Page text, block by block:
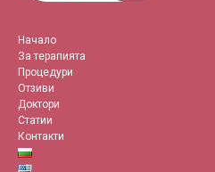
Начало
За терапията
Процедури
Отзиви
Доктори
Статии
Контакти